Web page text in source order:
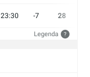
23:30 -7 28
Legenda ?